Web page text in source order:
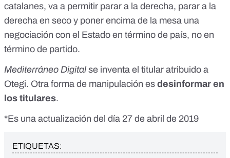
catalanes, va a permitir parar a la derecha, parar a la
derecha en seco y poner encima de la mesa una
negociación con el Estado en término de país, no en
término de partido.
Mediterráneo Digitalse inventa el titular atribuido a
Otegi. Otra forma de manipulación es desinformar en
los titulares.
*Es una actualización del día 27 de abril de 2019
ETIQUETAS: